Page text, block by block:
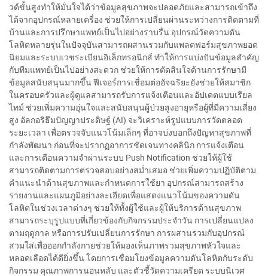
วด์ขั้นสูงทำให้มั่นใจได้ว่าข้อมูลสุขภาพจะปลอดภัยและสามารถเข้าถึง
ได้จากอุปกรณ์หลายเครื่อง ช่วยให้การเปลี่ยนผ่านระหว่างการติดตามที่
บ้านและการปรึกษาแพทย์เป็นไปอย่างราบรื่น อุปกรณ์วัดความดัน
โลหิตหลายรุ่นในปัจจุบันสามารถผสานรวมกับแพลตฟอร์มสุขภาพยอด
นิยมและระบบเวชระเบียนอิเล็กทรอนิกส์ ทำให้การแบ่งปันข้อมูลสำคัญ
กับทีมแพทย์เป็นไปอย่างสะดวก ช่วยให้การตัดสินใจด้านการรักษามี
ข้อมูลสนับสนุนมากขึ้น ฟีเจอร์การเชื่อมต่ออัจฉริยะยังช่วยให้สมาชิก
ในครอบครัวและผู้ดูแลสามารถรับการแจ้งเตือนและอัปเดตแบบเรียล
ไทม์ ช่วยเพิ่มความอุ่นใจและสนับสนุนผู้ป่วยสูงอายุหรือผู้ที่มีความเสี่ยง
สูง อัลกอริธึมปัญญาประดิษฐ์ (AI) จะวิเคราะห์รูปแบบการวัดตลอด
ระยะเวลา เพื่อตรวจจับแนวโน้มเล็กๆ ที่อาจบ่งบอกถึงปัญหาสุขภาพที่
กำลังพัฒนา ก่อนที่จะปรากฏอาการชัดเจนทางคลินิก การแจ้งเตือน
และการเตือนความจำผ่านระบบ Push Notification ช่วยให้ผู้ใช้
สามารถติดตามการตรวจสอบอย่างสม่ำเสมอ ช่วยเพิ่มความปฏิบัติตาม
คำแนะนำด้านสุขภาพและกำหนดการใช้ยา อุปกรณ์สามารถสร้าง
รายงานและแผนภูมิอย่างละเอียดเพื่อแสดงแนวโน้มของความดัน
โลหิตในช่วงเวลาต่างๆ ช่วยให้ทั้งผู้ใช้และผู้ให้บริการด้านสุขภาพ
สามารถระบุรูปแบบที่เกี่ยวข้องกับกิจกรรมประจำวัน การเปลี่ยนแปลง
ตามฤดูกาล หรือการปรับเปลี่ยนการรักษา การผสานรวมกับอุปกรณ์
สวมใส่เพื่อออกกำลังกายช่วยให้มองเห็นภาพรวมสุขภาพหัวใจและ
หลอดเลือดได้ดียิ่งขึ้น โดยการเชื่อมโยงข้อมูลความดันโลหิตกับระดับ
กิจกรรม คุณภาพการนอนหลับ และตัวชี้วัดความเครียด ระบบนิเวศ